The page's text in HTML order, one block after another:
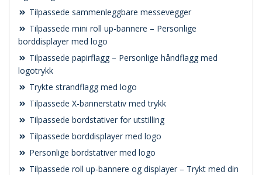
Tilpassede sammenleggbare messevegger
Tilpassede mini roll up-bannere – Personlige
borddisplayer med logo
Tilpassede papirflagg – Personlige håndflagg med
logotrykk
Trykte strandflagg med logo
Tilpassede X-bannerstativ med trykk
Tilpassede bordstativer for utstilling
Tilpassede borddisplayer med logo
Personlige bordstativer med logo
Tilpassede roll up-bannere og displayer – Trykt med din